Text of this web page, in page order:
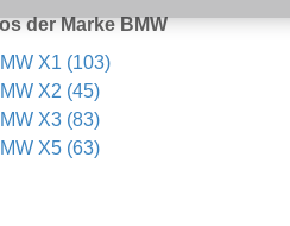
der Marke BMW
X1 (103)
X2 (45)
X3 (83)
X5 (63)